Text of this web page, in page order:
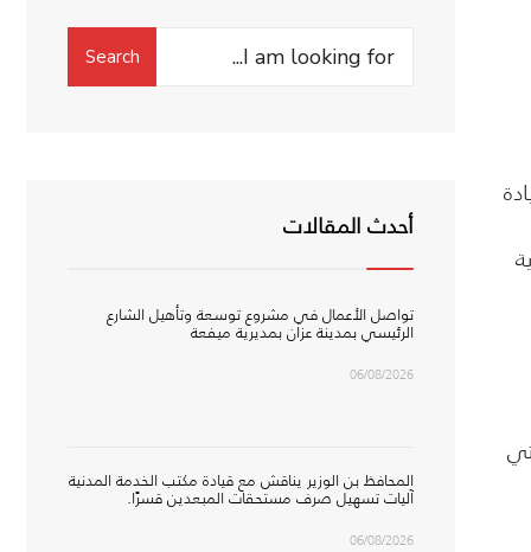
رياضية
Search
Search
أحدث المقالات
تواصل الأعمال في مشروع توسعة وتأهيل الشارع
الرئيسي بمدينة عزان بمديرية ميفعة
06/08/2026
المحافظ بن الوزير يناقش مع قيادة مكتب الخدمة المدنية
آليات تسهيل صرف مستحقات المبعدين قسرًا.
06/08/2026